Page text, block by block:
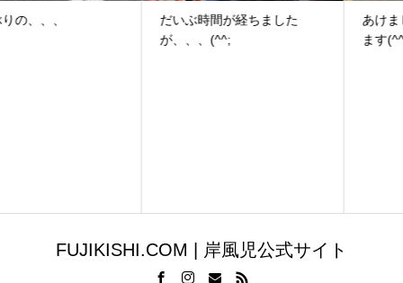
だいぶ時間が経ちました
あけましておめでとうござい
ます(^^)
FUJIKISHI.COM | 岸風児公式サイト